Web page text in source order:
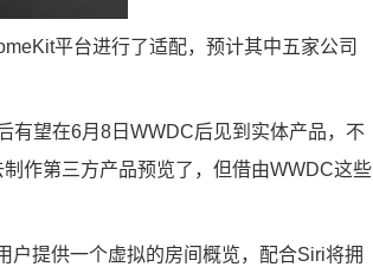
平台进行了适配，预计其中五家公司
有望在6月8日WWDC后见到实体产品，不
作第三方产品预览了，但借由WWDC这些
户提供一个虚拟的房间概览，配合Siri将拥